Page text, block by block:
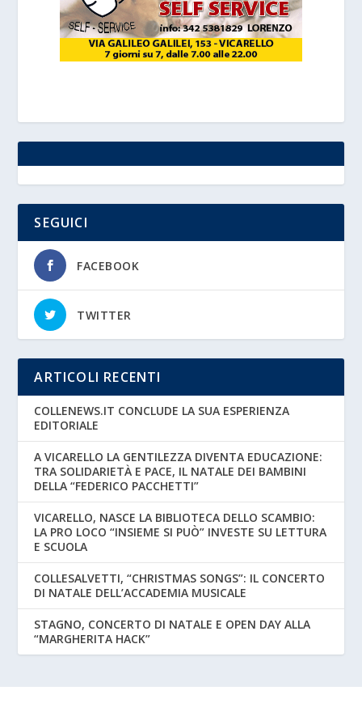
SEGUICI
FACEBOOK
TWITTER
ARTICOLI RECENTI
COLLENEWS.IT CONCLUDE LA SUA ESPERIENZA
EDITORIALE
A VICARELLO LA GENTILEZZA DIVENTA EDUCAZIONE:
TRA SOLIDARIETÀ E PACE, IL NATALE DEI BAMBINI
DELLA “FEDERICO PACCHETTI”
VICARELLO, NASCE LA BIBLIOTECA DELLO SCAMBIO:
LA PRO LOCO “INSIEME SI PUÒ” INVESTE SU LETTURA
E SCUOLA
COLLESALVETTI, “CHRISTMAS SONGS”: IL CONCERTO
DI NATALE DELL’ACCADEMIA MUSICALE
STAGNO, CONCERTO DI NATALE E OPEN DAY ALLA
“MARGHERITA HACK”